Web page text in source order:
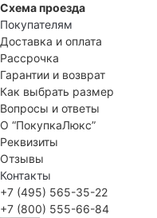
Схема проезда
Покупателям
Доставка и оплата
Рассрочка
Гарантии и возврат
Как выбрать размер
Вопросы и ответы
О “ПокупкаЛюкс”
Реквизиты
Отзывы
Контакты
+7 (495) 565-35-22
+7 (800) 555-66-84